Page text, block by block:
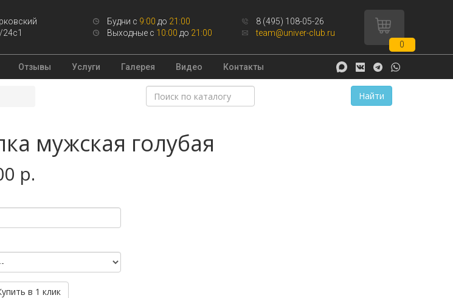
24с1
Будни с 9:00 до 21:00
Выходные с 10:00 до 21:00
8 (495) 108-05-26
team@univer-club.ru
0
Отзывы Услуги Галерея Видео Контакты
Найти
мужская голубая
р.
в 1 клик